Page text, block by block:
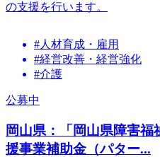
の支援を行います。
#人材育成・雇用
#経営改善・経営強化
#介護
公募中
岡山県：「岡山県障害
援事業補助金（パター...